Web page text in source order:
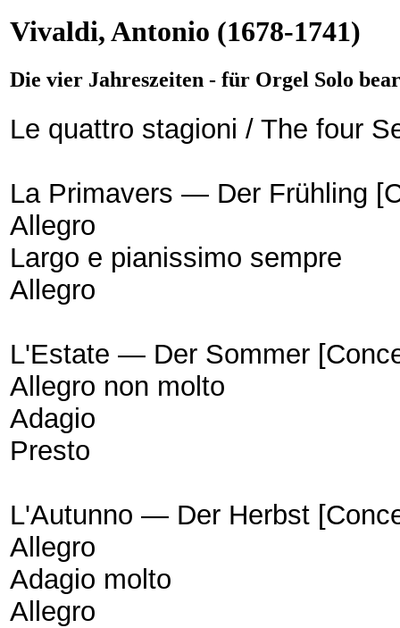
Vivaldi, Antonio (1678-1741)
Die vier Jahreszeiten - für Orgel Solo
Le quattro stagioni / The four
La Primavers — Der Frühling
Allegro
Largo e pianissimo sempre
Allegro
L'Estate — Der Sommer
Allegro non molto
Adagio
Presto
L'Autunno — Der Herbst
Allegro
Adagio molto
Allegro